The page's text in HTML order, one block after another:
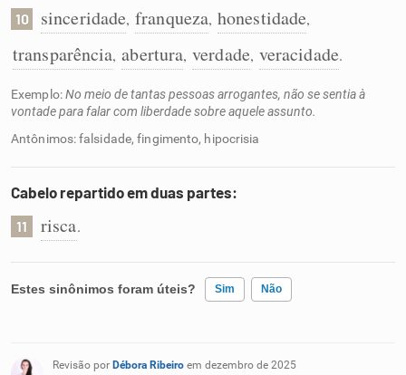
10 sinceridade, franqueza, honestidade,
transparência, abertura, verdade, veracidade.
Exemplo:No meio de tantas pessoas arrogantes, não se sentia à
vontade para falar com liberdade sobre aquele assunto.
Antônimos: falsidade, fingimento, hipocrisia
Cabelo repartido em duas partes:
11 risca.
Estes sinônimos foram úteis? Sim Não
Revisão por Débora Ribeiro em dezembro de 2025